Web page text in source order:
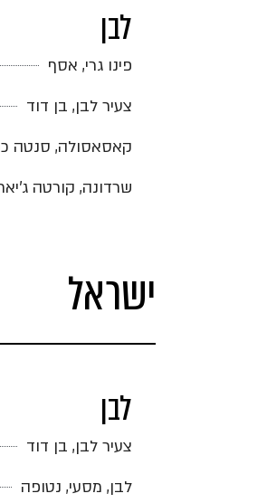
לבן
פינו גרי, אסף
צעיר לבן, בן דוד
קאסאסולה, סנטה
שרדונה, קורטה
ישראל
לבן
צעיר לבן, בן דוד
לבן, מסעי, נטופה